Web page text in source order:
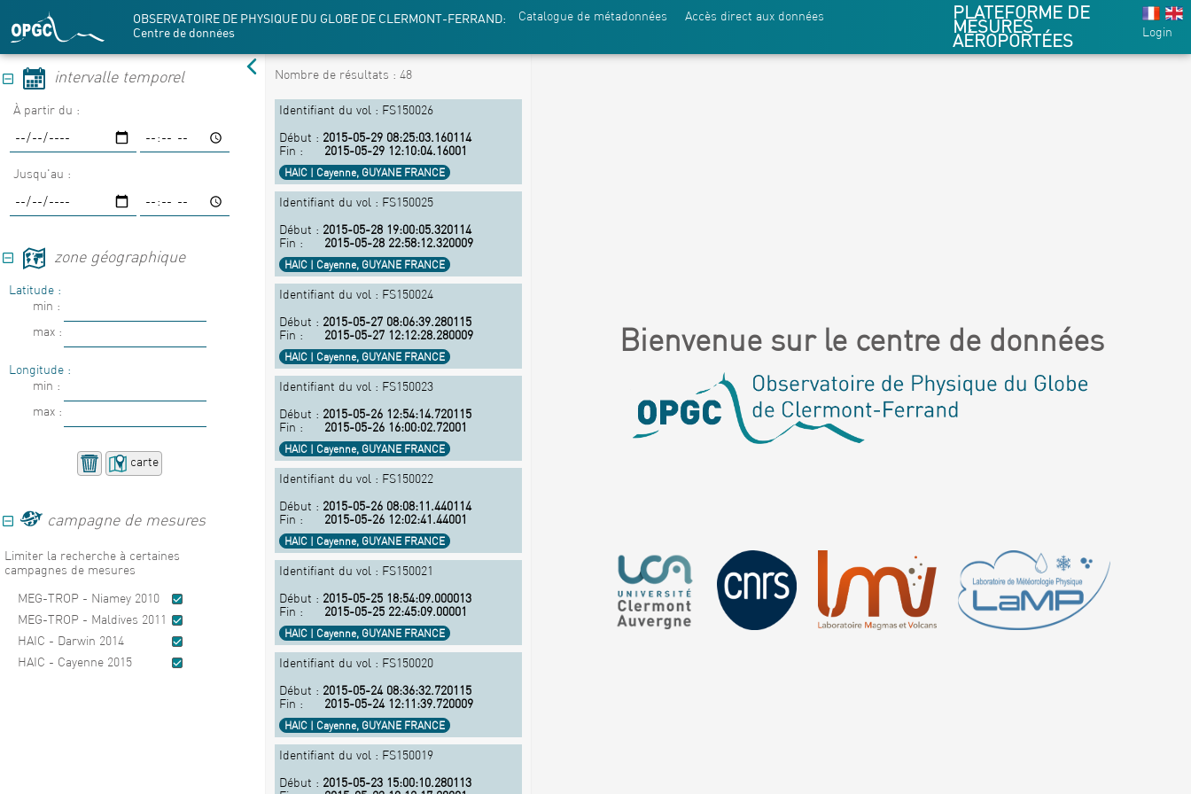
OBSERVATOIRE DE PHYSIQUE DU GLOBE DE CLERMONT-FERRAND:
Centre de données
Catalogue de métadonnées Accès direct aux données PLATEFORME DE
MESURES
AÉROPORTÉES Login
intervalle temporel
À partir du :
Jusqu'au :
zone géographique
Latitude :
min :
max :
Longitude :
min :
max :
carte
campagne de mesures
Limiter la recherche à certaines
campagnes de mesures
MEG-TROP - Niamey 2010
MEG-TROP - Maldives 2011
HAIC - Darwin 2014
HAIC - Cayenne 2015
Nombre de résultats : 48
Identifiant du vol : FS150026
Début : 2015-05-29 08:25:03.160114
Fin : 2015-05-29 12:10:04.16001
HAIC | Cayenne, GUYANE FRANCE
Identifiant du vol : FS150025
Début : 2015-05-28 19:00:05.320114
Fin : 2015-05-28 22:58:12.320009
HAIC | Cayenne, GUYANE FRANCE
Identifiant du vol : FS150024
Début : 2015-05-27 08:06:39.280115
Fin : 2015-05-27 12:12:28.280009
HAIC | Cayenne, GUYANE FRANCE
Identifiant du vol : FS150023
Début : 2015-05-26 12:54:14.720115
Fin : 2015-05-26 16:00:02.72001
HAIC | Cayenne, GUYANE FRANCE
Identifiant du vol : FS150022
Début : 2015-05-26 08:08:11.440114
Fin : 2015-05-26 12:02:41.44001
HAIC | Cayenne, GUYANE FRANCE
Identifiant du vol : FS150021
Début : 2015-05-25 18:54:09.000013
Fin : 2015-05-25 22:45:09.00001
HAIC | Cayenne, GUYANE FRANCE
Identifiant du vol : FS150020
Début : 2015-05-24 08:36:32.720115
Fin : 2015-05-24 12:11:39.720009
HAIC | Cayenne, GUYANE FRANCE
Identifiant du vol : FS150019
Début : 2015-05-23 15:00:10.280113
Bienvenue sur le centre de données